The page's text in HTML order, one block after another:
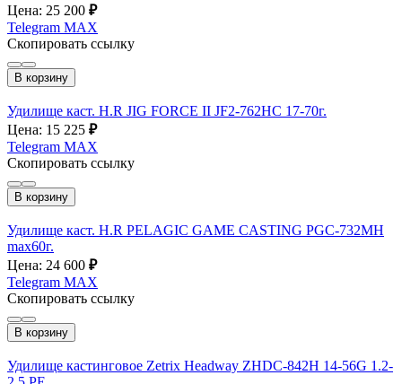
Цена: 25 200 ₽
Telegram MAX
Скопировать ссылку
В корзину
Удилище каст. H.R JIG FORCE II JF2-762HC 17-70г.
Цена: 15 225 ₽
Telegram MAX
Скопировать ссылку
В корзину
Удилище каст. H.R PELAGIC GAME CASTING PGC-732MH
max60г.
Цена: 24 600 ₽
Telegram MAX
Скопировать ссылку
В корзину
Удилище кастинговое Zetrix Headway ZHDC-842H 14-56G 1.2-